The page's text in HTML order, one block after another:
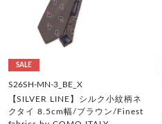
SALE
S26SH-MN-3_BE_X
【SILVER LINE】シルク小紋柄ネ
クタイ 8.5cm幅/ブラウン/Finest